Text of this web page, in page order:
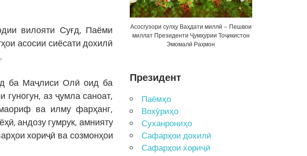
вилояти Суғд, Паёми
асосии сиёсати дохилӣ
ба Маҷлиси Олӣ оид ба
аз ҷумла саноат,
ва илму фарҳанг,
андозу гумрук, амнияту
хориҷӣ ва созмонҳои
Асосгузори сулҳу Ваҳдати миллӣ – Пешвои
миллат Президенти Ҷумҳурии Тоҷикистон
Эмомалӣ Раҳмон
Президент
Паёмҳо
Вохӯриҳо
Суханрониҳо
Сафарҳои дохилӣ
Сафарҳои хориҷӣ